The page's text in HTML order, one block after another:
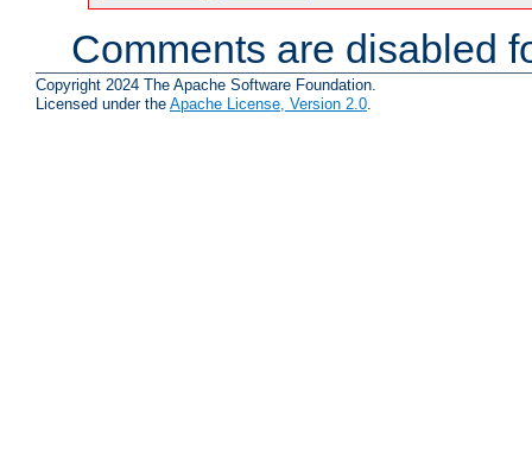
Comments are disabled
Copyright 2024 The Apache Software Foundation.
Licensed under the Apache License, Version 2.0.